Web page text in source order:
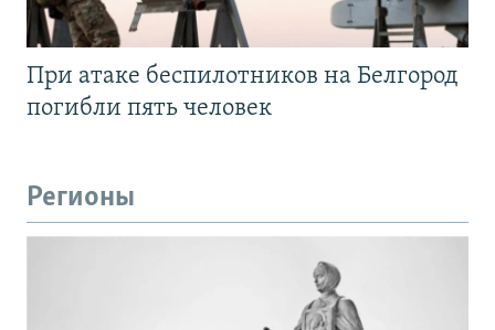
При атаке беспилотников на Белгород
погибли пять человек
Регионы